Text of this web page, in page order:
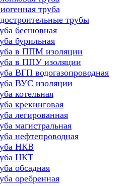
труба
трубы
бесшовная
бурильная
в ППМ изоляции
в ППУ изоляции
ВГП водогазопроводная
ВУС изоляции
котельная
крекинговая
легированная
магистральная
нефтепроводная
НКВ
НКТ
обсадная
оребренная